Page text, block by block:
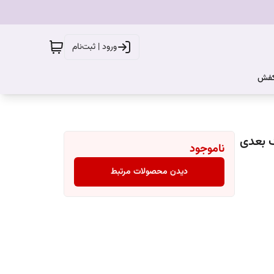
ورود | ثبت‌نام
ناموجود
دیدن محصولات مرتبط